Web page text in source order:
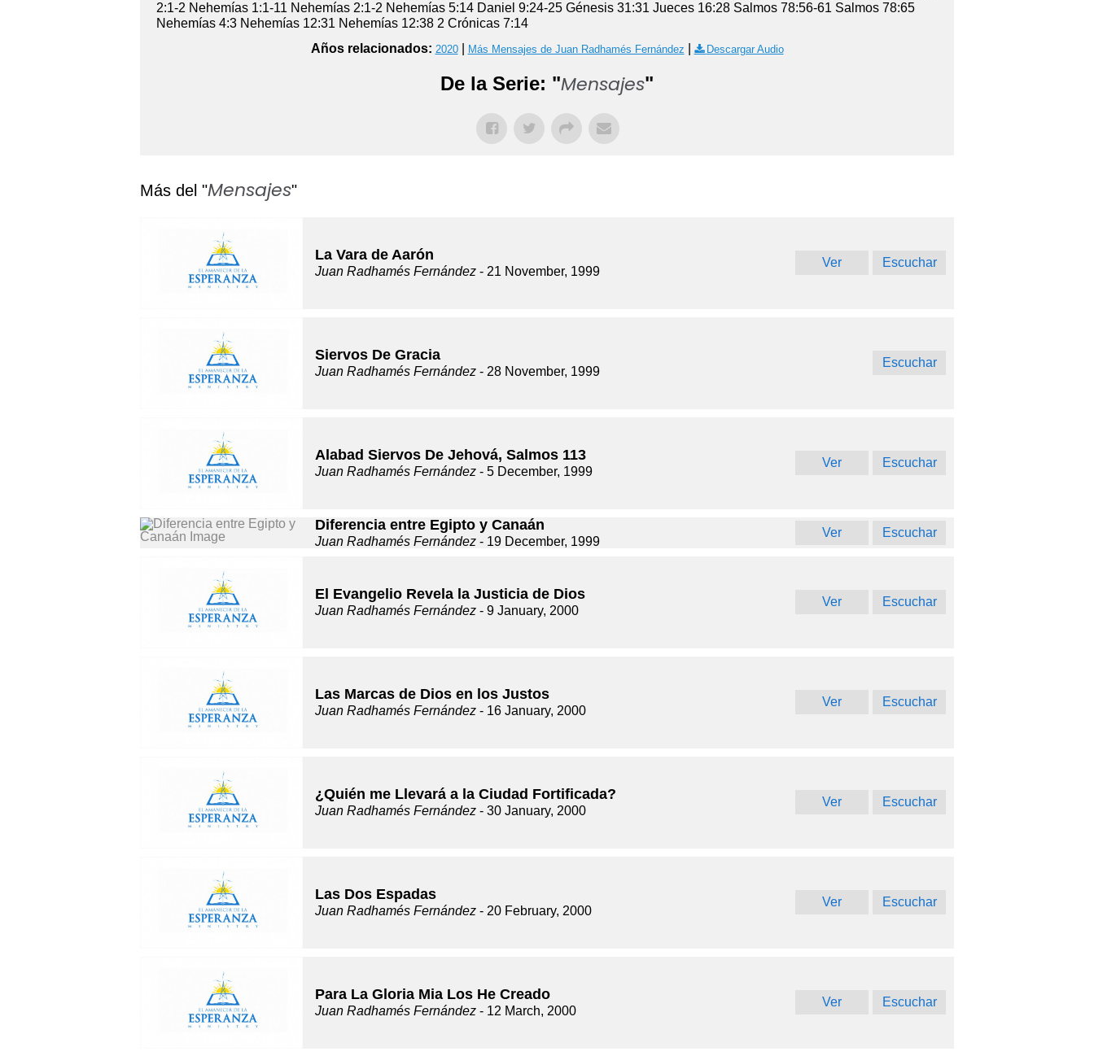
2:1-2 Nehemías 1:1-11 Nehemías 2:1-2 Nehemías 5:14 Daniel 9:24-25 Génesis 31:31 Jueces 16:28 Salmos 78:56-61 Salmos 78:65
Nehemías 4:3 Nehemías 12:31 Nehemías 12:38 2 Crónicas 7:14
Años relacionados: 2020| Más Mensajes de Juan Radhamés Fernández Descargar Audio
De la Serie: "Mensajes"
Más del "Mensajes"
La Vara de Aarón
Juan Radhamés Fernández - 21 November, 1999
Ver Escuchar
Siervos De Gracia
Juan Radhamés Fernández - 28 November, 1999
Escuchar
Alabad Siervos De Jehová, Salmos 113
Juan Radhamés Fernández - 5 December, 1999
Ver Escuchar
Diferencia entre Egipto y Canaán
Juan Radhamés Fernández - 19 December, 1999
Ver Escuchar
El Evangelio Revela la Justicia de Dios
Juan Radhamés Fernández - 9 January, 2000
Ver Escuchar
Las Marcas de Dios en los Justos
Juan Radhamés Fernández - 16 January, 2000
Ver Escuchar
¿Quién me Llevará a la Ciudad Fortificada?
Juan Radhamés Fernández - 30 January, 2000
Ver Escuchar
Las Dos Espadas
Juan Radhamés Fernández - 20 February, 2000
Ver Escuchar
Para La Gloria Mia Los He Creado
Juan Radhamés Fernández - 12 March, 2000
Ver Escuchar